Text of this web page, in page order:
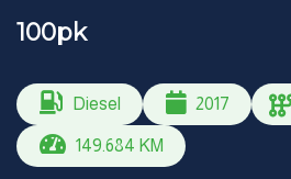
100pk
Diesel 2017
149.684 KM